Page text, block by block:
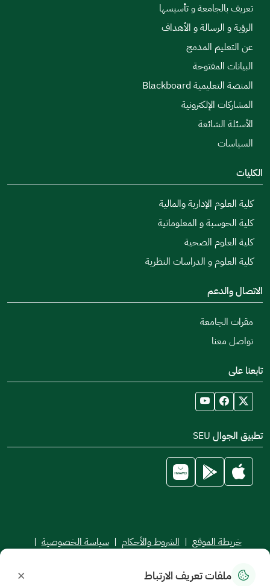
تعريف بالجامعة و تأسيسها
الرؤية و الرسالة و الأهداف
عن التعليم المدمج
البيانات المفتوحة
المنصة التعليمية Blackboard
المشاركات الإلكترونية
الأسئلة الشائعة
السياسات
الكليات
كلية العلوم الإدارية والمالية
كلية الحوسبة و المعلوماتية
كلية العلوم الصحية
كلية العلوم و الدراسات النظرية
الاتصال والدعم
مقرات الجامعة
تواصل معنا
تابعنا على
تطبيق الجوال SEU
خريطة الموقع | الشروط والأحكام | سياسة الخصوصية |
جميع الحقوق محفوظة للجامعة السعودية الإلكترونية © 2026
ملفات تعريف الارتباط ×